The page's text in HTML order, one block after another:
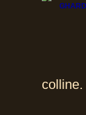
colline.